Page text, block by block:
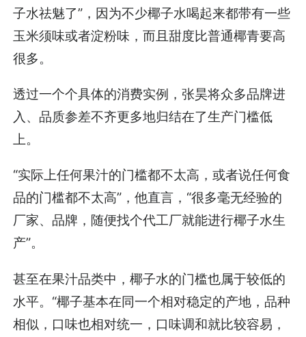
子水祛魅了”，因为不少椰子水喝起来都带有一些
玉米须味或者淀粉味，而且甜度比普通椰青要高
很多。
透过一个个具体的消费实例，张昊将众多品牌进
入、品质参差不齐更多地归结在了生产门槛低
上。
“实际上任何果汁的门槛都不太高，或者说任何食
品的门槛都不太高”，他直言，“很多毫无经验的
厂家、品牌，随便找个代工厂就能进行椰子水生
产”。
甚至在果汁品类中，椰子水的门槛也属于较低的
水平。“椰子基本在同一个相对稳定的产地，品种
相似，口味也相对统一，口味调和就比较容易，